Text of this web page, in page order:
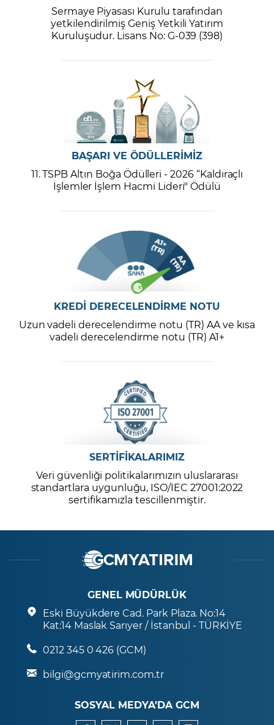
Sermaye Piyasası Kurulu tarafından
yetkilendirilmiş Geniş Yetkili Yatırım
Kuruluşudur. Lisans No: G-039 (398)
BAŞARI VE ÖDÜLLERİMİZ
11. TSPB Altın Boğa Ödülleri - 2026 “Kaldıraçlı
İşlemler İşlem Hacmi Lideri" Ödülü
KREDİ DERECELENDİRME NOTU
Uzun vadeli derecelendirme notu (TR) AA ve kısa
vadeli derecelendirme notu (TR) A1+
SERTİFİKALARIMIZ
Veri güvenliği politikalarımızın uluslararası
standartlara uygunluğu, ISO/IEC 27001:2022
sertifikamızla tescillenmiştir.
GENEL MÜDÜRLÜK
Eski Büyükdere Cad. Park Plaza. No:14
Kat:14 Maslak Sarıyer / İstanbul - TÜRKİYE
0212 345 0 426 (GCM)
bilgi@gcmyatirim.com.tr
SOSYAL MEDYA’DA GCM